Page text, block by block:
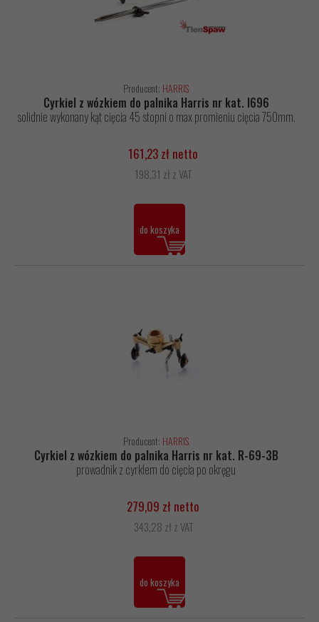
Producent: HARRIS
Cyrkiel z wózkiem do palnika Harris nr kat. I696
solidnie wykonany kąt cięcia 45 stopni o max promieniu cięcia 750mm.
161,23 zł netto
198,31 zł z VAT
do koszyka
Producent: HARRIS
Cyrkiel z wózkiem do palnika Harris nr kat. R-69-3B
prowadnik z cyrklem do cięcia po okręgu
279,09 zł netto
343,28 zł z VAT
do koszyka